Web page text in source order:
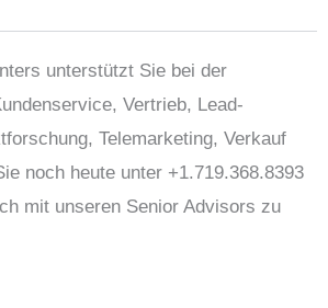
unterstützt Sie bei der
Vertrieb, Lead-
Telemarketing, Verkauf
noch heute unter +1.719.368.8393
mit unseren Senior Advisors zu